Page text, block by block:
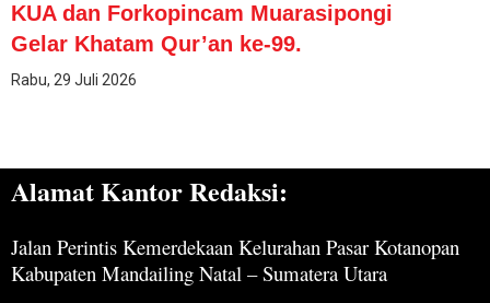
KUA dan Forkopincam Muarasipongi
Gelar Khatam Qur’an ke-99.
Rabu, 29 Juli 2026
Alamat Kantor Redaksi:
Jalan Perintis Kemerdekaan Kelurahan Pasar Kotanopan
Kabupaten Mandailing Natal – Sumatera Utara